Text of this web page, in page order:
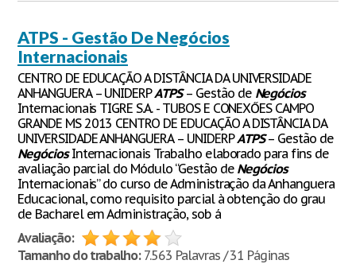
ATPS - Gestão De Negócios
Internacionais
CENTRO DE EDUCAÇÃO A DISTÂNCIA DA UNIVERSIDADE
ANHANGUERA – UNIDERPATPS– Gestão de Negócios
Internacionais TIGRE S.A. - TUBOS E CONEXŐES CAMPO
GRANDE MS 2013 CENTRO DE EDUCAÇÃO A DISTÂNCIA DA
UNIVERSIDADE ANHANGUERA – UNIDERPATPS– Gestão de
NegóciosInternacionais Trabalho elaborado para fins de
avaliação parcial do Módulo “Gestão de Negócios
Internacionais” do curso de Administração da Anhanguera
Educacional, como requisito parcial à obtenção do grau
de Bacharel em Administração, sob á
Avaliação:
Tamanho do trabalho:7.563 Palavras / 31 Páginas